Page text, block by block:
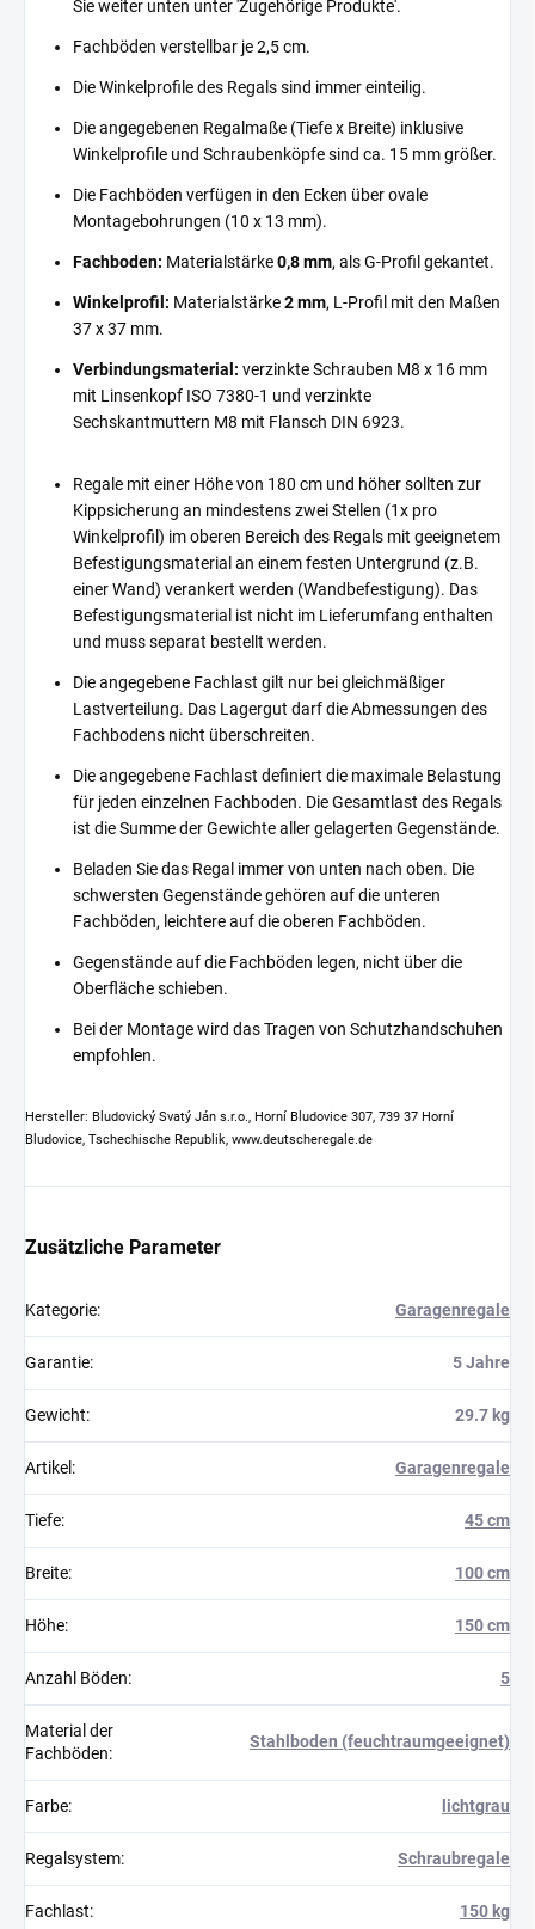
Sie weiter unten unter 'Zugehörige Produkte'.
Fachböden verstellbar je 2,5 cm.
Die Winkelprofile des Regals sind immer einteilig.
Die angegebenen Regalmaße (Tiefe x Breite) inklusive
Winkelprofile und Schraubenköpfe sind ca. 15 mm größer.
Die Fachböden verfügen in den Ecken über ovale
Montagebohrungen (10 x 13 mm).
Fachboden: Materialstärke0,8 mm, als G-Profil gekantet.
Winkelprofil: Materialstärke2 mm, L-Profil mit den Maßen
37 x 37 mm.
Verbindungsmaterial: verzinkte Schrauben M8 x 16 mm
mit Linsenkopf ISO 7380-1 und verzinkte
Sechskantmuttern M8 mit Flansch DIN 6923.
Regale mit einer Höhe von 180 cm und höher sollten zur
Kippsicherung an mindestens zwei Stellen (1x pro
Winkelprofil) im oberen Bereich des Regals mit geeignetem
Befestigungsmaterial an einem festen Untergrund (z.B.
einer Wand) verankert werden (Wandbefestigung). Das
Befestigungsmaterial ist nicht im Lieferumfang enthalten
und muss separat bestellt werden.
Die angegebene Fachlast gilt nur bei gleichmäßiger
Lastverteilung. Das Lagergut darf die Abmessungen des
Fachbodens nicht überschreiten.
Die angegebene Fachlast definiert die maximale Belastung
für jeden einzelnen Fachboden. Die Gesamtlast des Regals
ist die Summe der Gewichte aller gelagerten Gegenstände.
Beladen Sie das Regal immer von unten nach oben. Die
schwersten Gegenstände gehören auf die unteren
Fachböden, leichtere auf die oberen Fachböden.
Gegenstände auf die Fachböden legen, nicht über die
Oberfläche schieben.
Bei der Montage wird das Tragen von Schutzhandschuhen
empfohlen.
Hersteller: Bludovický Svatý Ján s.r.o., Horní Bludovice 307, 739 37 Horní
Bludovice, Tschechische Republik, www.deutscheregale.de
Zusätzliche Parameter
Kategorie: Garagenregale
Garantie: 5 Jahre
Gewicht: 29.7 kg
Artikel : Garagenregale
Tiefe: 45 cm
Breite: 100 cm
Höhe: 150 cm
Anzahl Böden: 5
Material der
Fachböden:
Stahlboden (feuchtraumgeeignet)
Farbe: lichtgrau
Regalsystem: Schraubregale
Fachlast: 150 kg